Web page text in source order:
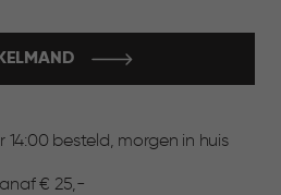
besteld, morgen in huis
€ 25,-